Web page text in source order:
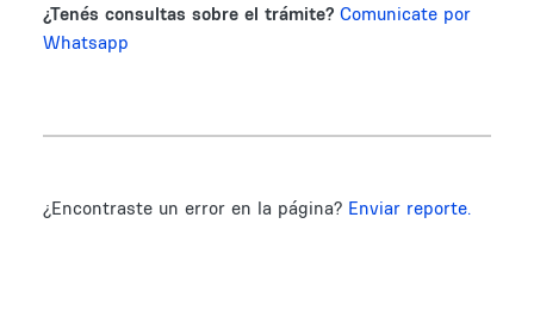
¿Tenés consultas sobre el trámite? Comunicate por
Whatsapp
¿Encontraste un error en la página? Enviar reporte.